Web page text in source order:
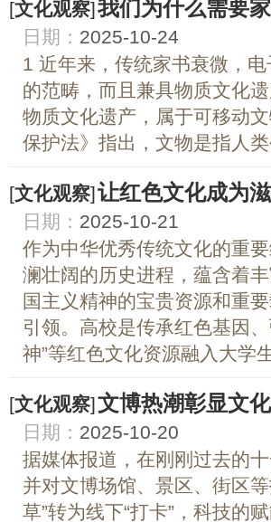
[文化观察]我们为什么需要
日期： 2025-10-24
1 近年来，传统家书衰微，
的范畴，而且兼具物质文化
物质文化遗产，属于可移动
保护法》指出，文物是指人
[文化观察]让红色文化成为
日期： 2025-10-21
作为中华优秀传统文化的重
澜壮阔的历史进程，蕴含着
国主义精神的宝贵资源和重
引领。高校是传承红色基因
神”等红色文化资源融入大学
[文化观察]文博热潮彰显文
日期： 2025-10-20
据媒体报道，在刚刚过去的
并对文博场馆、景区、街区
草”转为线下“打卡”，科技的